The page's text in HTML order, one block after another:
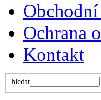
Ochrana
Kontakt
hledat